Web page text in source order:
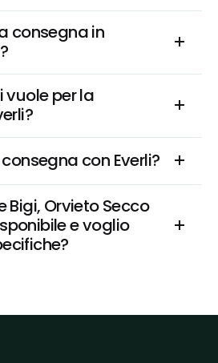
consegna in
per la
con Everli?
Bigi, Orvieto Secco
e voglio